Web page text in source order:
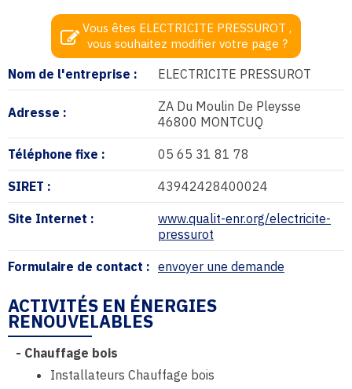
Nom de l'entreprise : ELECTRICITE PRESSUROT
Adresse :
ZA Du Moulin De Pleysse
46800 MONTCUQ
Téléphone fixe : 05 65 31 81 78
SIRET : 43942428400024
Site Internet :
www.qualit-enr.org/electricite-
pressurot
Formulaire de contact : envoyer une demande
Vous êtes ELECTRICITE PRESSUROT ,
vous souhaitez modifier votre page ?
ACTIVITÉS EN ÉNERGIES
RENOUVELABLES
- Chauffage bois
Installateurs Chauffage bois